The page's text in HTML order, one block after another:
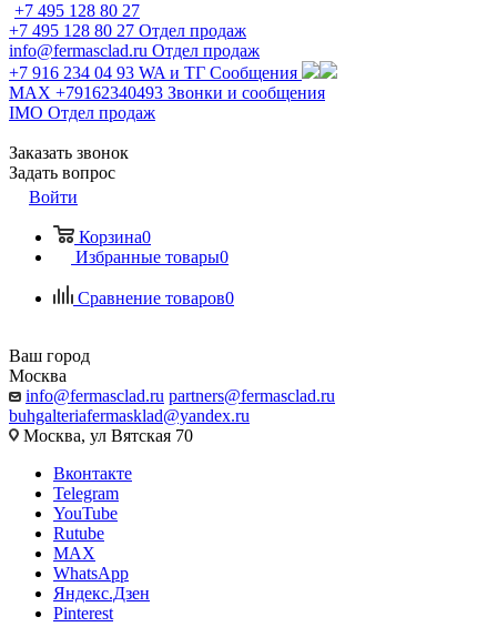
+7 495 128 80 27
+7 495 128 80 27 Отдел продаж
info@fermasclad.ru Отдел продаж
+7 916 234 04 93 WA и ТГ Сообщения
MAX +79162340493 Звонки и сообщения
IMO Отдел продаж
Заказать звонок
Задать вопрос
Войти
Корзина0
Избранные товары0
Сравнение товаров0
Ваш город
Москва
info@fermasclad.ru partners@fermasclad.ru
buhgalteriafermasklad@yandex.ru
Москва, ул Вятская 70
Вконтакте
Telegram
YouTube
Rutube
MAX
WhatsApp
Яндекс.Дзен
Pinterest